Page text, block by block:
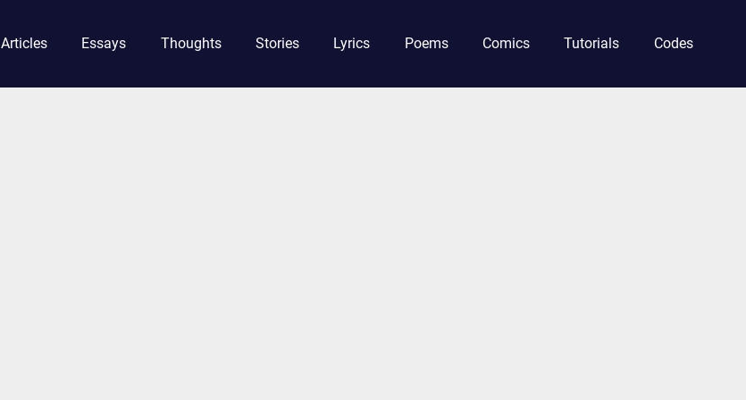
Articles Essays Thoughts Stories Lyrics Poems Comics Tutorials Codes